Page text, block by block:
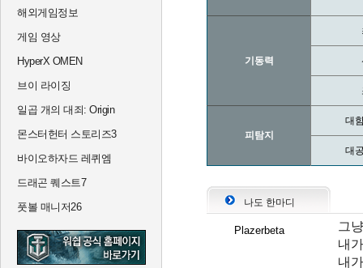
해외게임정보
게임 영상
HyperX OMEN
브이 라이징
일곱 개의 대죄: Origin
몬스터헌터 스토리즈3
바이오하자드 레퀴엠
드래곤 퀘스트7
풋볼 매니저26
기동력
피탐지
대
대
나도 한마디
Plazerbeta
그
내
내